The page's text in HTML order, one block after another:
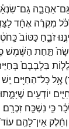
אַהֲבָ֣ה גַם־
מִקְרֶ֨ה אֶחָ֜ד
זֹבֵ֑חַ כַּטּוֹב֙
תַּ֣חַת הַשֶּׁ֔מֶשׁ
בִּלְבָבָם֙
)אֶ֥לכָּל־הַחַיִּ֖ים יֵ֣שׁ
יוֹדְעִ֖ים שֶׁיָּמֻ֑תוּ
כִּ֥י נִשְׁכַּ֖ח זִכְרָֽם׃
וְחֵ֨לֶק אֵין־לָהֶ֥ם עוֹד֙